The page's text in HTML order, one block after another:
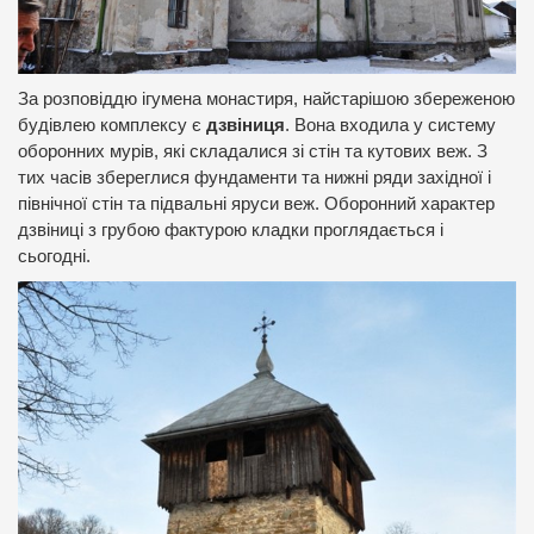
За розповіддю ігумена монастиря, найстарішою збереженою
будівлею комплексу є дзвіниця. Вона входила у систему
оборонних мурів, які складалися зі стін та кутових веж. З
тих часів збереглися фундаменти та нижні ряди західної і
північної стін та підвальні яруси веж. Оборонний характер
дзвіниці з грубою фактурою кладки проглядається і
сьогодні.